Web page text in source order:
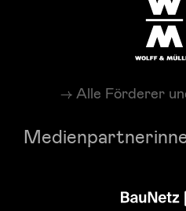
Alle Förderer